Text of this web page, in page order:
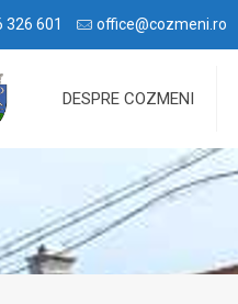
326 601 office@cozmeni.ro
DESPRE COZMENI